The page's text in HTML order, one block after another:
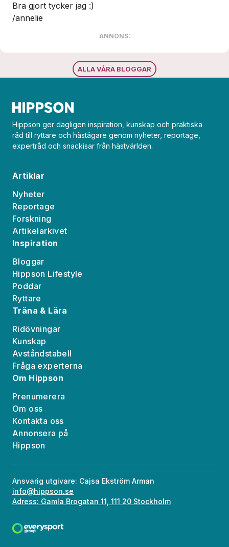
Bra gjort tycker jag :)
/annelie
ANNONS:
ALLA VÅRA BLOGGAR
Hippson ger dagligen inspiration, kunskap och praktiska
råd till ryttare och hästägare genom nyheter, reportage,
expertråd och snackisar från hästvärlden.
Artiklar
Nyheter
Reportage
Forskning
Artikelarkivet
Inspiration
Bloggar
Hippson Lifestyle
Poddar
Ryttare
Träna & Lära
Ridövningar
Kunskap
Avståndstabell
Fråga experterna
Om Hippson
Prenumerera
Om oss
Kontakta oss
Annonsera på
Hippson
Ansvarig utgivare: Cajsa Ekström Arman
info@hippson.se
Adress: Gamla Brogatan 11, 111 20 Stockholm